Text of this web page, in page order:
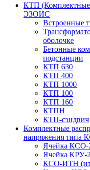
КТП (Комплектные
ЭЗОИС
Встроенные
оболочке
Бетонные
подстанции
КТП 630
КТП 400
КТП 1000
КТП 100
КТП 160
КТПН
КТП-сэндвич
Комплектные
напряжения типа
Ячейка КСО-
Ячейка КРУ-
КСО-ИТН